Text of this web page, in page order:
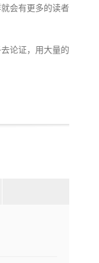
会有更多的读者
论证，用大量的